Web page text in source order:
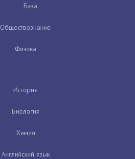
База
Обществознание
Физика
История
Биология
Химия
Английский язык